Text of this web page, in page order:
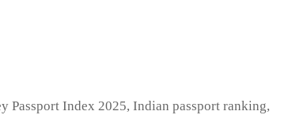
Passport Index 2025,Indian passport ranking,